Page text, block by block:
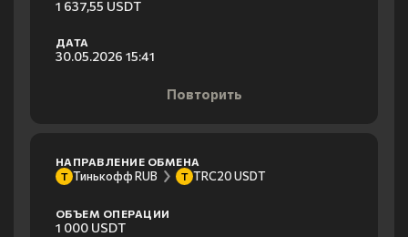
1 637,55 USDT
ДАТА
30.05.2026 15:41
Повторить
НАПРАВЛЕНИЕ ОБМЕНА
Т Тинькофф RUB T TRC20 USDT
ОБЪЕМ ОПЕРАЦИИ
1 000 USDT